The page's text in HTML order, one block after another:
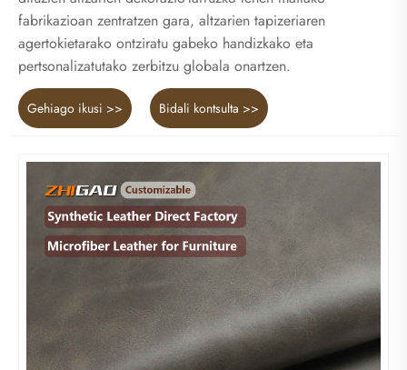
fabrikazioan zentratzen gara, altzarien tapizeriaren
agertokietarako ontziratu gabeko handizkako eta
pertsonalizatutako zerbitzu globala onartzen.
Gehiago ikusi >> Bidali kontsulta >>